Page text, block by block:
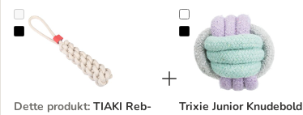
TIAKI Reb-Pind Hundelegetøj
Dette produkt: TIAKI Reb-
Trixie Junior Knudebold
Trixie Junior Knudebold